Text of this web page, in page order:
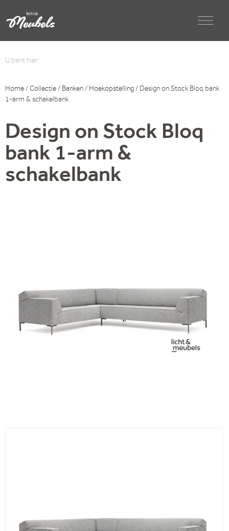
U bent hier:
Home / Collectie / Banken / Hoekopstelling / Design on Stock Bloq bank
1-arm & schakelbank
Design on Stock Bloq
bank 1-arm &
schakelbank